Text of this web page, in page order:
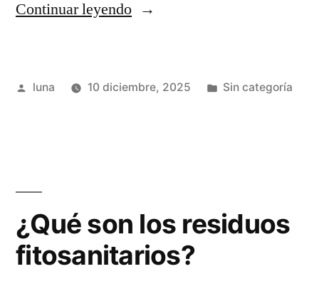
Continuar leyendo“Elementos
una
eficaz”
Publicado
luna 10 diciembre, 2025
Publicada
Sin categoría
¿Qué son los residuos
fitosanitarios?